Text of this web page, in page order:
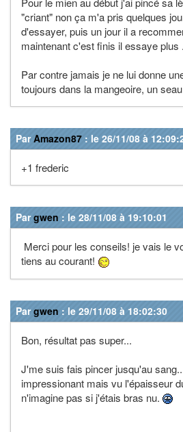
"criant" non ça m'a pris quelques
d'essayer, puis un jour il a
maintenant c'est finis il essaye plus
Par contre jamais je ne lui donne
toujours dans la mangeoire, un
ParAmazon87 : le 26/11/08 à
+1 frederic
Pargwen : le 28/11/08 à 19:10:01
Merci pour les conseils! je vais le
tiens au courant!
Pargwen : le 29/11/08 à 18:02:30
Bon, résultat pas super...
J'me suis fais pincer jusqu'au
impressionant mais vu l'épaisseur
n'imagine pas si j'étais bras nu.